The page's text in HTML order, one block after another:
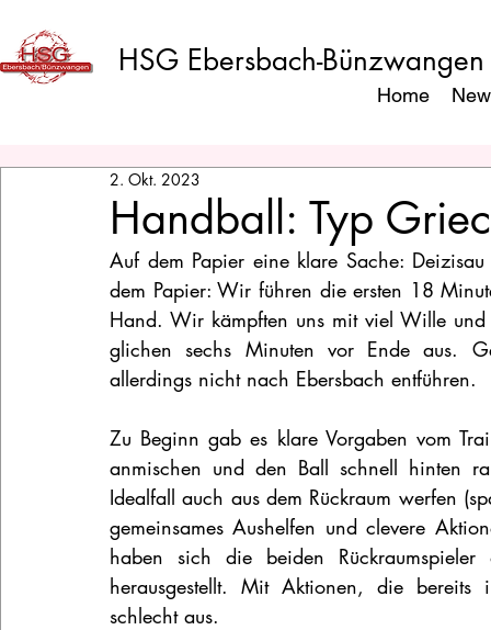
HSG Ebersbach-Bünzwangen
Home
Handball: Typ
2. Okt. 2023
Auf dem Papier eine klare Sache:
dem Papier: Wir führen die ersten 18
Hand. Wir kämpften uns mit viel Wille
glichen sechs Minuten vor Ende aus.
allerdings nicht nach Ebersbach entführen.
Zu Beginn gab es klare Vorgaben vom
anmischen und den Ball schnell hinten
Idealfall auch aus dem Rückraum werfen
gemeinsames Aushelfen und clevere
haben sich die beiden
herausgestellt. Mit Aktionen, die
schlecht aus.